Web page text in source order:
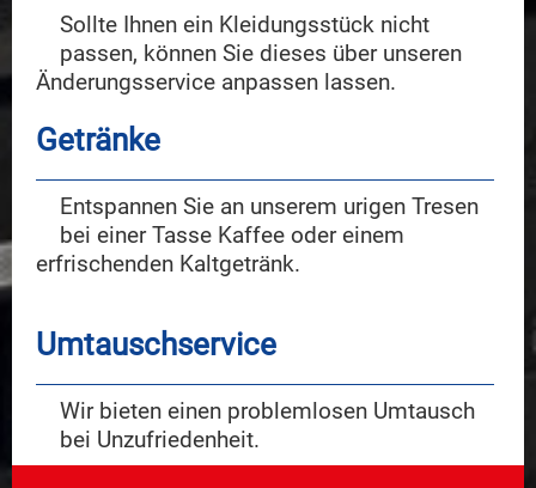
Sollte Ihnen ein Kleidungsstück nicht
passen, können Sie dieses über unseren
Änderungsservice anpassen lassen.
Getränke
Entspannen Sie an unserem urigen Tresen
bei einer Tasse Kaffee oder einem
erfrischenden Kaltgetränk.
Umtauschservice
Wir bieten einen problemlosen Umtausch
bei Unzufriedenheit.